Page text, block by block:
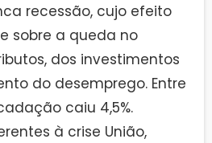
recessão, cujo efeito
sobre a queda no
dos investimentos
do desemprego. Entre
caiu 4,5%.
à crise União,